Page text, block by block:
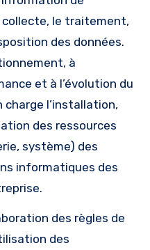
le traitement,
des données.
à
et à l’évolution du
charge l’installation,
des ressources
système) des
informatiques des
des règles de
des